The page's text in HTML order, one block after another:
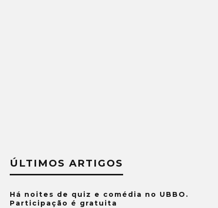
ÚLTIMOS ARTIGOS
Há noites de quiz e comédia no UBBO.
Participação é gratuita